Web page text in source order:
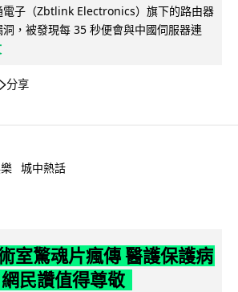
電子（Zbtlink Electronics）旗下的路由器
，被發現每 35 秒便會與中國伺服器連
分享
城中熱話
室驚魂片瘋傳 醫護保護病
民讚值得尊敬